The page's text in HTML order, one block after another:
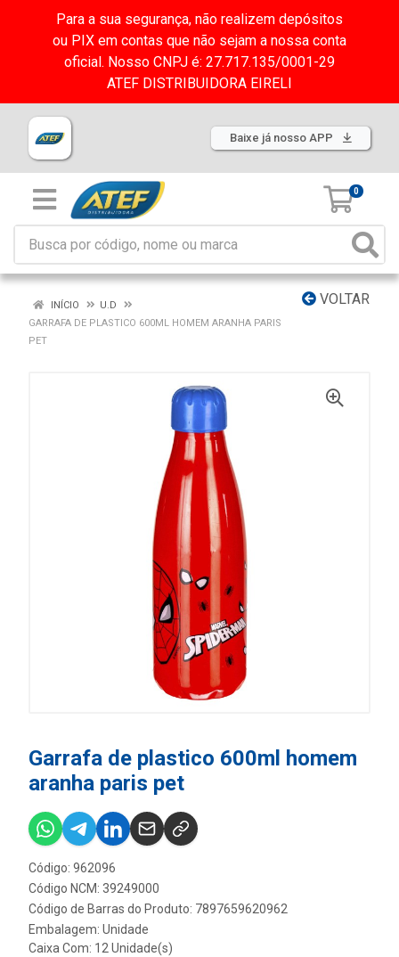
Para a sua segurança, não realizem depósitos
ou PIX em contas que não sejam a nossa conta
oficial. Nosso CNPJ é: 27.717.135/0001-29
ATEF DISTRIBUIDORA EIRELI
Baixe já nosso APP
0
VOLTAR
INÍCIO
U.D
GARRAFA DE PLASTICO 600ML HOMEM ARANHA PARIS
PET
Garrafa de plastico 600ml homem
aranha paris pet
Código: 962096
Código NCM: 39249000
Código de Barras do Produto: 7897659620962
Embalagem: Unidade
Caixa Com: 12 Unidade(s)